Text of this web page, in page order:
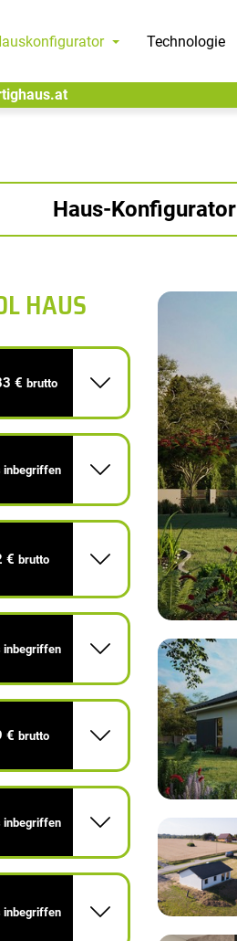
Technologie
Haus-Konfigurator
HAUS
€ brutto
inbegriffen
€ brutto
inbegriffen
€ brutto
inbegriffen
inbegriffen